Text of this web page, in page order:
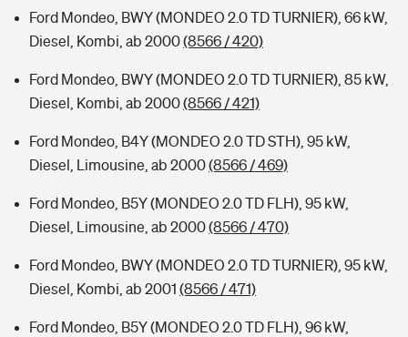
Ford Mondeo, BWY (MONDEO 2.0 TD TURNIER), 66 kW,
Diesel, Kombi, ab 2000(8566 / 420)
Ford Mondeo, BWY (MONDEO 2.0 TD TURNIER), 85 kW,
Diesel, Kombi, ab 2000(8566 / 421)
Ford Mondeo, B4Y (MONDEO 2.0 TD STH), 95 kW,
Diesel, Limousine, ab 2000(8566 / 469)
Ford Mondeo, B5Y (MONDEO 2.0 TD FLH), 95 kW,
Diesel, Limousine, ab 2000(8566 / 470)
Ford Mondeo, BWY (MONDEO 2.0 TD TURNIER), 95 kW,
Diesel, Kombi, ab 2001 (8566 / 471)
Ford Mondeo, B5Y (MONDEO 2.0 TD FLH), 96 kW,